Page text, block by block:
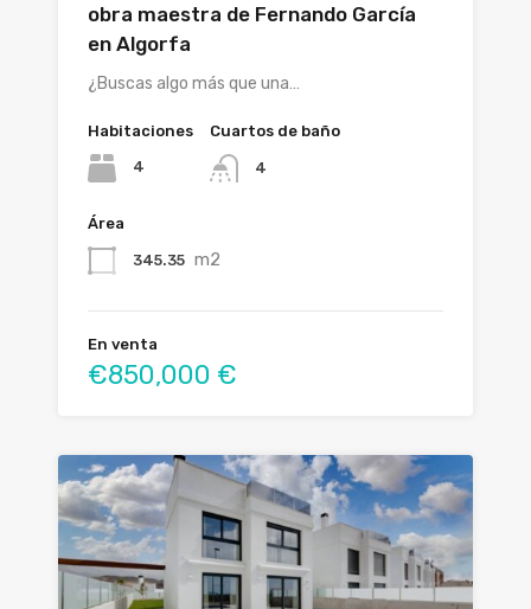
obra maestra de Fernando García
en Algorfa
¿Buscas algo más que una…
Habitaciones
4
Cuartos de baño
4
Área
345.35 m2
En venta
€850,000 €